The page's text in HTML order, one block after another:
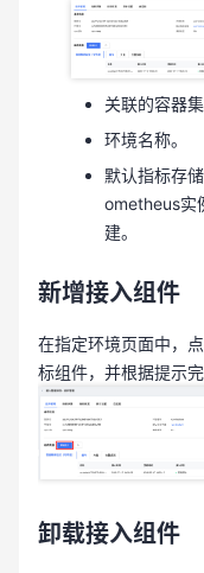
关联的容器
环境名称。
默认指标存
ometheus实
建。
新增接入组件
在指定环境页面中，
标组件，并根据提示完
卸载接入组件